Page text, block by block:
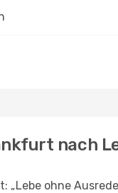
nach
„Lebe ohne